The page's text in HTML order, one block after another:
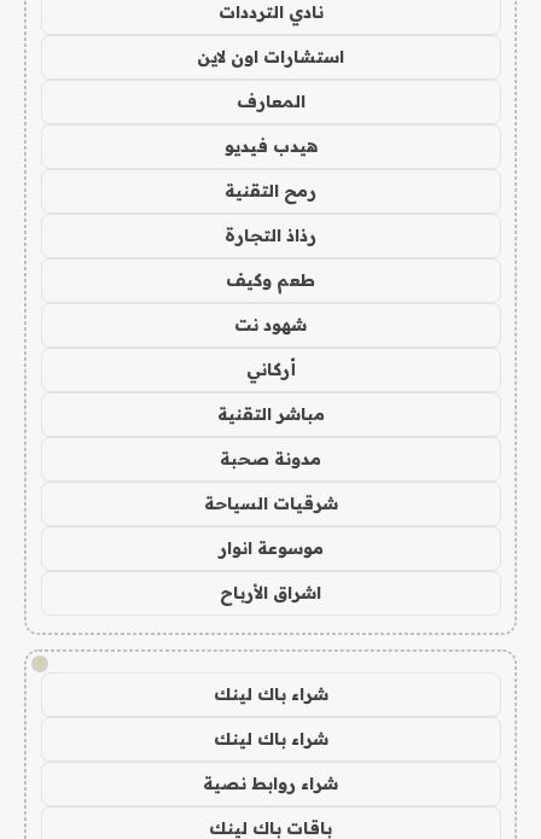
نادي الترددات
استشارات اون لاين
المعارف
هيدب فيديو
رمح التقنية
رذاذ التجارة
طعم وكيف
شهود نت
أركاني
مباشر التقنية
مدونة صحبة
شرقيات السياحة
موسوعة انوار
اشراق الأرباح
!
شراء باك لينك
شراء باك لينك
شراء روابط نصية
باقات باك لينك